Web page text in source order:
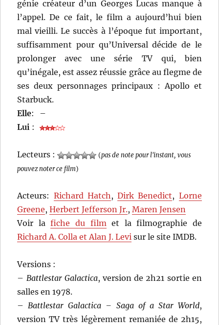
génie créateur d’un Georges Lucas manque à
l’appel. De ce fait, le film a aujourd’hui bien
mal vieilli. Le succès à l’époque fut important,
suffisamment pour qu’Universal décide de le
prolonger avec une série TV qui, bien
qu’inégale, est assez réussie grâce au flegme de
ses deux personnages principaux : Apollo et
Starbuck.
Elle:
–
Lui :
Lecteurs : (pas de note pour l'instant, vous
pouvez noter ce film)
Acteurs: Richard Hatch,Dirk Benedict, Lorne
Greene,Herbert Jefferson Jr.,Maren Jensen
Voir lafiche du filmet la filmographie de
Richard A. Colla et Alan J. Levi sur le site IMDB.
Versions :
– Battlestar Galactica, version de 2h21 sortie en
salles en 1978.
–Battlestar Galactica – Saga of a Star World,
version TV très légèrement remaniée de 2h15,